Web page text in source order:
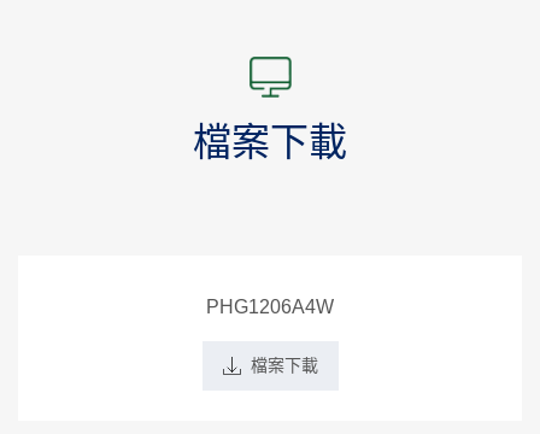
檔案下載
PHG1206A4W
檔案下載